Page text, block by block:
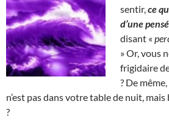
sentir, ce
d’une
disant «
» Or, vous
frigidaire
? De
n’est pas dans votre table de nuit, mais
?